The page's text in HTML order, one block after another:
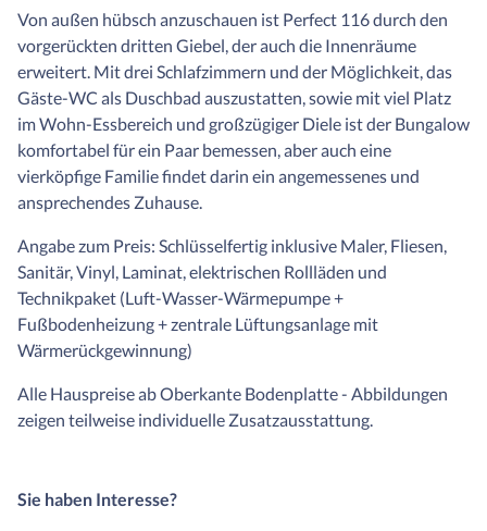
Von außen hübsch anzuschauen ist Perfect 116 durch den
vorgerückten dritten Giebel, der auch die Innenräume
erweitert. Mit drei Schlafzimmern und der Möglichkeit, das
Gäste-WC als Duschbad auszustatten, sowie mit viel Platz
im Wohn-Essbereich und großzügiger Diele ist der Bungalow
komfortabel für ein Paar bemessen, aber auch eine
vierköpfige Familie findet darin ein angemessenes und
ansprechendes Zuhause.
Angabe zum Preis: Schlüsselfertig inklusive Maler, Fliesen,
Sanitär, Vinyl, Laminat, elektrischen Rollläden und
Technikpaket (Luft-Wasser-Wärmepumpe +
Fußbodenheizung + zentrale Lüftungsanlage mit
Wärmerückgewinnung)
Alle Hauspreise ab Oberkante Bodenplatte - Abbildungen
zeigen teilweise individuelle Zusatzausstattung.
Sie haben Interesse?